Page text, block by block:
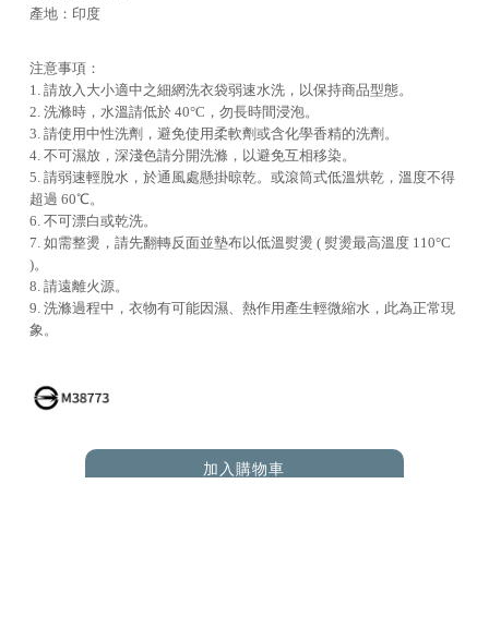
產地：印度
注意事項：
1. 請放入大小適中之細網洗衣袋弱速水洗，以保持商品型態。
2. 洗滌時，水溫請低於 40°C，勿長時間浸泡。
3. 請使用中性洗劑，避免使用柔軟劑或含化學香精的洗劑。
4. 不可濕放，深淺色請分開洗滌，以避免互相移染。
5. 請弱速輕脫水，於通風處懸掛晾乾。或滾筒式低溫烘乾，溫度不得
超過 60℃。
6. 不可漂白或乾洗。
7. 如需整燙，請先翻轉反面並墊布以低溫熨燙 ( 熨燙最高溫度 110°C
)。
8. 請遠離火源。
9. 洗滌過程中，衣物有可能因濕、熱作用產生輕微縮水，此為正常現
象。
加入購物車